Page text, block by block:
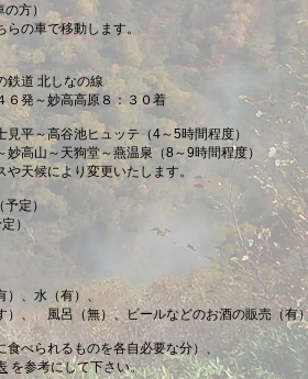
）
の車で移動します。
しなの線
発～妙高高原８：３０着
平～高谷池ヒュッテ（4～5時間程度）
～天狗堂～燕温泉（8～9時間程度）
天候により変更いたします。
予定）
）
、水（有）、
、 風呂（無）、ビールなどのお酒の販売（有
べられるものを各自必要な分）、
を参考にして下さい。